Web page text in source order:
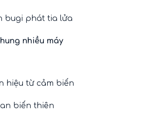
bugi phát tia lửa
nhiều máy
hiệu từ cảm biến
biến thiên